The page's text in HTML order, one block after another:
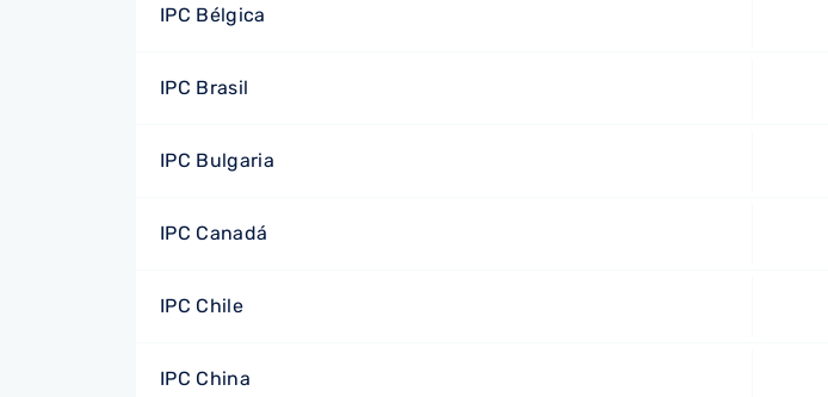
IPC Bélgica
IPC Brasil
IPC Bulgaria
IPC Canadá
IPC Chile
IPC China